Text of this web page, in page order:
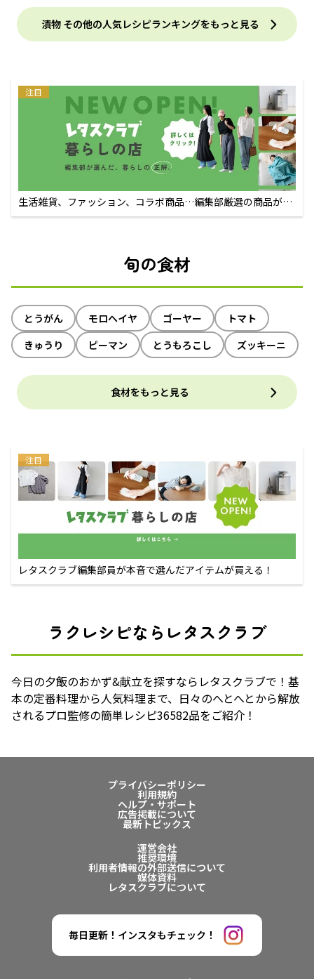
漬物 その他の人気レシピランキングをもっと見る
注目
生活雑貨、ファッション、コラボ商品…編集部厳選の商品が買
えるECサイト
旬の食材
とうがん モロヘイヤ ゴーヤー
トマト
きゅうり
ピーマン とうもろこし ズッキーニ
食材をもっと見る
注目
レタスクラブ編集部員が本音で選んだアイテムが買える！
ラクレシピならレタスクラブ
今日の夕飯のおかず&献立を探すならレタスクラブで！基
本の定番料理から人気料理まで、日々のへとへとから解放
されるプロ監修の簡単レシピ36582品をご紹介！
プライバシーポリシー
利用規約
ヘルプ・サポート
広告掲載について
最新トピックス
運営会社
推奨環境
利用者情報の外部送信について
媒体資料
レタスクラブについて
毎日更新！インスタもチェック！